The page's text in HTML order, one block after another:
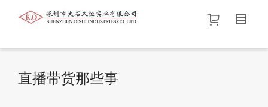
帮我查找新的衬衫尺码
价格介于
直播带货那些事